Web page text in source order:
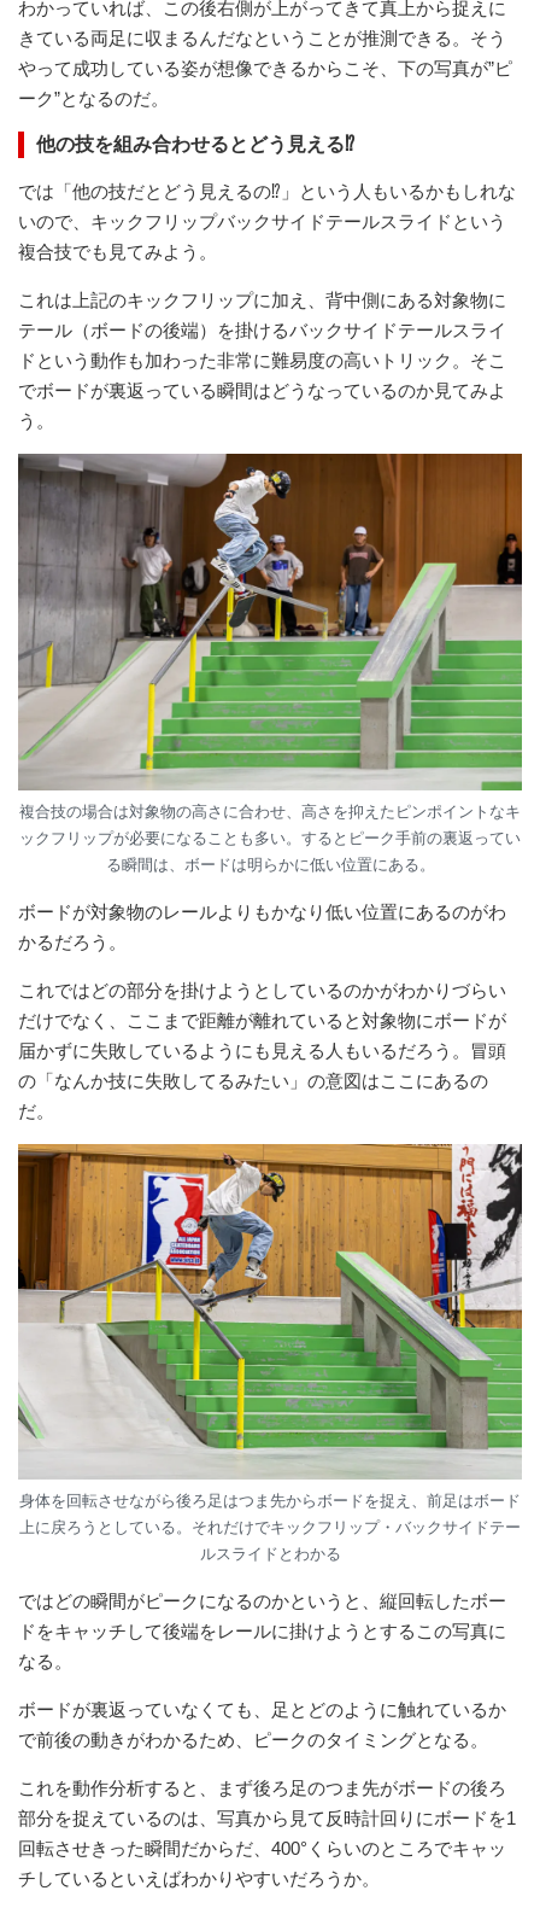
わかっていれば、この後右側が上がってきて真上から捉えに
きている両足に収まるんだなということが推測できる。そう
やって成功している姿が想像できるからこそ、下の写真が”ピ
ーク”となるのだ。
他の技を組み合わせるとどう見える⁉
では「他の技だとどう見えるの⁉︎」という人もいるかもしれな
いので、キックフリップバックサイドテールスライドという
複合技でも見てみよう。
これは上記のキックフリップに加え、背中側にある対象物に
テール（ボードの後端）を掛けるバックサイドテールスライ
ドという動作も加わった非常に難易度の高いトリック。そこ
でボードが裏返っている瞬間はどうなっているのか見てみよ
う。
複合技の場合は対象物の高さに合わせ、高さを抑えたピンポイントなキ
ックフリップが必要になることも多い。するとピーク手前の裏返ってい
る瞬間は、ボードは明らかに低い位置にある。
ボードが対象物のレールよりもかなり低い位置にあるのがわ
かるだろう。
これではどの部分を掛けようとしているのかがわかりづらい
だけでなく、ここまで距離が離れていると対象物にボードが
届かずに失敗しているようにも見える人もいるだろう。冒頭
の「なんか技に失敗してるみたい」の意図はここにあるの
だ。
身体を回転させながら後ろ足はつま先からボードを捉え、前足はボード
上に戻ろうとしている。それだけでキックフリップ・バックサイドテー
ルスライドとわかる
ではどの瞬間がピークになるのかというと、縦回転したボー
ドをキャッチして後端をレールに掛けようとするこの写真に
なる。
ボードが裏返っていなくても、足とどのように触れているか
で前後の動きがわかるため、ピークのタイミングとなる。
これを動作分析すると、まず後ろ足のつま先がボードの後ろ
部分を捉えているのは、写真から見て反時計回りにボードを1
回転させきった瞬間だからだ、400°くらいのところでキャッ
チしているといえばわかりやすいだろうか。